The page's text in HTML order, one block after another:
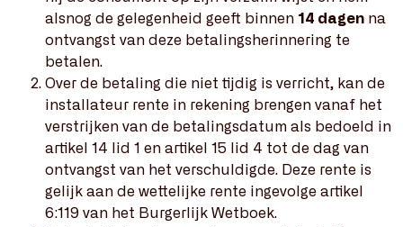
alsnog de gelegenheid geeft binnen 14 dagen na
ontvangst van deze betalingsherinnering te
betalen.
Over de betaling die niet tijdig is verricht, kan de
installateur rente in rekening brengen vanaf het
verstrijken van de betalingsdatum als bedoeld in
artikel 14 lid 1 en artikel 15 lid 4 tot de dag van
ontvangst van het verschuldigde. Deze rente is
gelijk aan de wettelijke rente ingevolge artikel
6:119 van het Burgerlijk Wetboek.